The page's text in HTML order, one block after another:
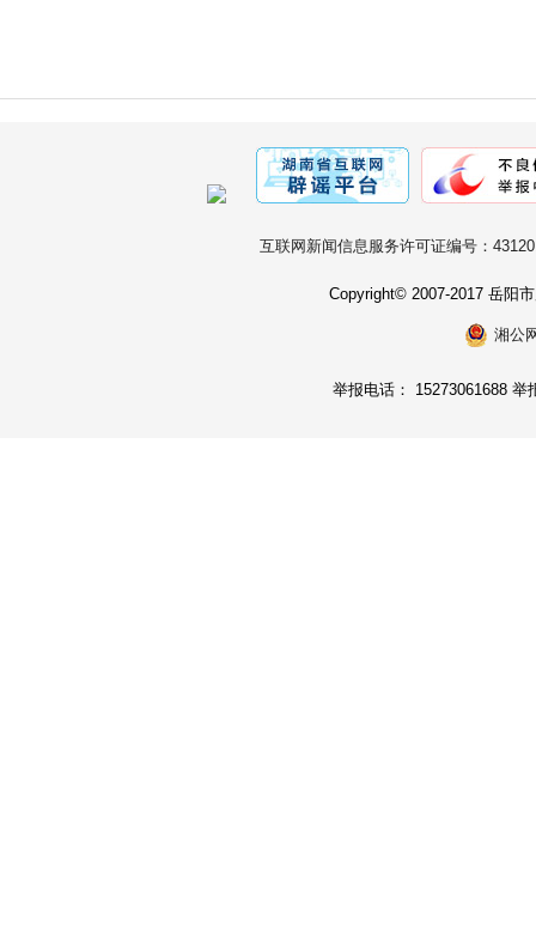
互联网新闻信息服务许可证编号：
Copyright© 2007-2017 岳阳
湘公
举报电话： 15273061688